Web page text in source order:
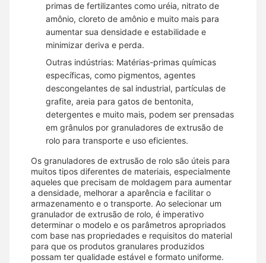
primas de fertilizantes como uréia, nitrato de
amônio, cloreto de amônio e muito mais para
aumentar sua densidade e estabilidade e
minimizar deriva e perda.
Outras indústrias: Matérias-primas químicas
específicas, como pigmentos, agentes
descongelantes de sal industrial, partículas de
grafite, areia para gatos de bentonita,
detergentes e muito mais, podem ser prensadas
em grânulos por granuladores de extrusão de
rolo para transporte e uso eficientes.
Os granuladores de extrusão de rolo são úteis para
muitos tipos diferentes de materiais, especialmente
aqueles que precisam de moldagem para aumentar
a densidade, melhorar a aparência e facilitar o
armazenamento e o transporte. Ao selecionar um
granulador de extrusão de rolo, é imperativo
determinar o modelo e os parâmetros apropriados
com base nas propriedades e requisitos do material
para que os produtos granulares produzidos
possam ter qualidade estável e formato uniforme.